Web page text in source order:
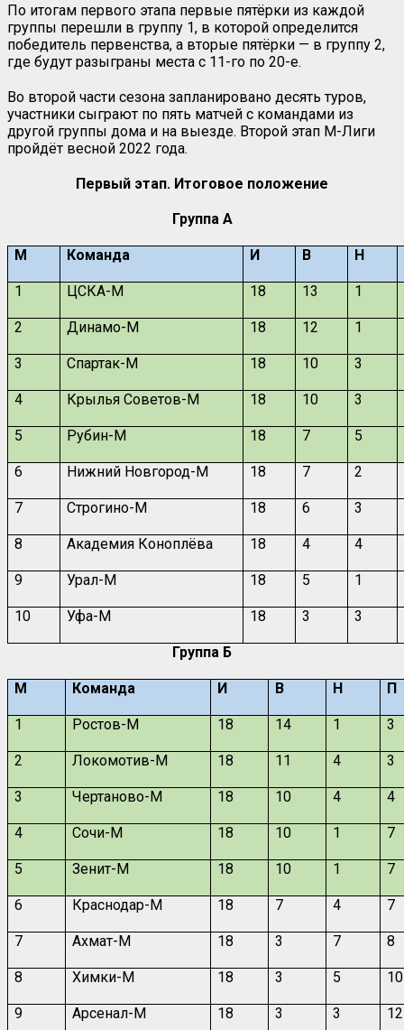
По итогам первого этапа первые пятёрки из каждой
группы перешли в группу 1, в которой определится
победитель первенства, а вторые пятёрки — в группу 2,
где будут разыграны места с 11-го по 20-е.
Во второй части сезона запланировано десять туров,
участники сыграют по пять матчей с командами из
другой группы дома и на выезде. Второй этап М-Лиги
пройдёт весной 2022 года.
Первый этап. Итоговое положение
Группа А
М Команда И В Н
1 ЦСКА-М 18 13 1
2 Динамо-М 18 12 1
3 Спартак-М 18 10 3
4 Крылья Советов-М 18 10 3
5 Рубин-М 18 7 5
6 Нижний Новгород-М 18 7 2
7 Строгино-М 18 6 3
8 Академия Коноплёва 18 4 4
9 Урал-М 18 5 1
10 Уфа-М 18 3 3
Группа Б
М Команда И В Н П
1 Ростов-М 18 14 1 3
2 Локомотив-М 18 11 4 3
3 Чертаново-М 18 10 4 4
4 Сочи-М 18 10 1 7
5 Зенит-М 18 10 1 7
6 Краснодар-М 18 7 4 7
7 Ахмат-М 18 3 7 8
8 Химки-М 18 3 5 10
9 Арсенал-М 18 3 3 12